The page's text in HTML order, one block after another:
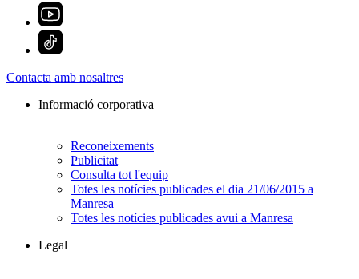
Contacta amb nosaltres
Informació corporativa
Reconeixements
Publicitat
Consulta tot l'equip
Totes les notícies publicades el dia 21/06/2015 a
Manresa
Totes les notícies publicades avui a Manresa
Legal